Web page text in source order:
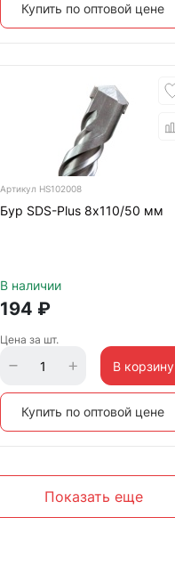
Купить по оптовой цене
Артикул HS102008
Бур SDS-Plus 8х110/50 мм
В наличии
194 ₽
Цена за шт.
В корзину
Купить по оптовой цене
Показать еще